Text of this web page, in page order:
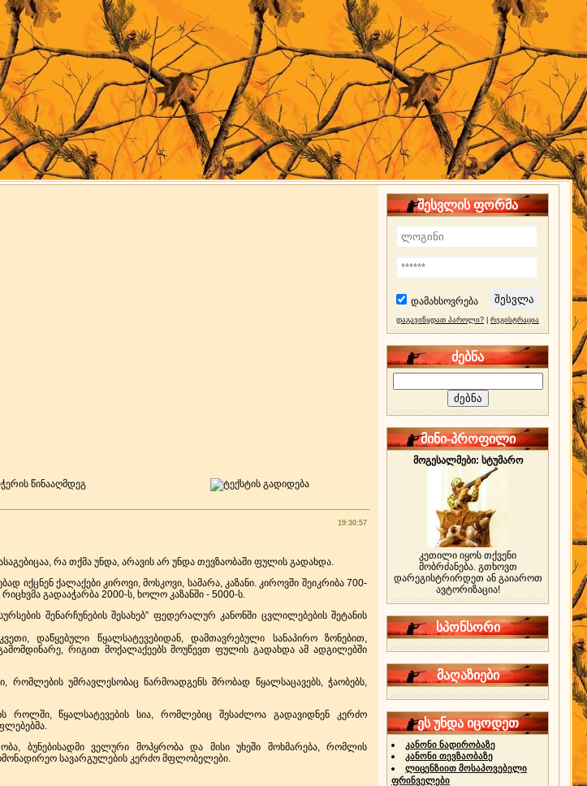
წინააღმდეგ
19:30:57
რა თქმა უნდა, არავის არ უნდა თევზაობაში ფულის გადახდა.
იქცნენ ქალაქები კიროვი, მოსკოვი, სამარა, კაზანი. კიროვში შეიკრიბა 700-
რიცხვმა გადააჭარბა 2000-ს, ხოლო კაზანში - 5000-ს.
შენარჩუნების შესახებ” ფედერალურ კანონში ცვლილებების შეტანის
დაწყებული წყალსატევებიდან, დამთავრებული სანაპირო ზონებით,
რიგით მოქალაქეებს მოუწევთ ფულის გადახდა ამ ადგილებში
რომლების უმრავლესობაც წარმოადგენს შრობად წყალსაცავებს, ჭაობებს,
როლში, წყალსატევების სია, რომლებიც შესაძლოა გადავიდნენ კერძო
ბუნებისადმი ველური მოპყრობა და მისი უხეში მოხმარება, რომლის
სავარგულების კერძო მფლობელები.
შესვლის ფორმა
დამახსოვრება
დაგავიწყდათ პაროლი? რეგისტრაცია
ძებნა
მინი-პროფილი
მოგესალმები: სტუმარო
კეთილი იყოს თქვენი
მობრძანება. გთხოვთ
დარეგისტრირდეთ ან გაიაროთ
ავტორიზაცია!
სპონსორი
მაღაზიები
ეს უნდა იცოდეთ
კანონი ნადირობაზე
კანონი თევზაობაზე
ლიცენზიით მოსაპოვებელი
ფრინველები